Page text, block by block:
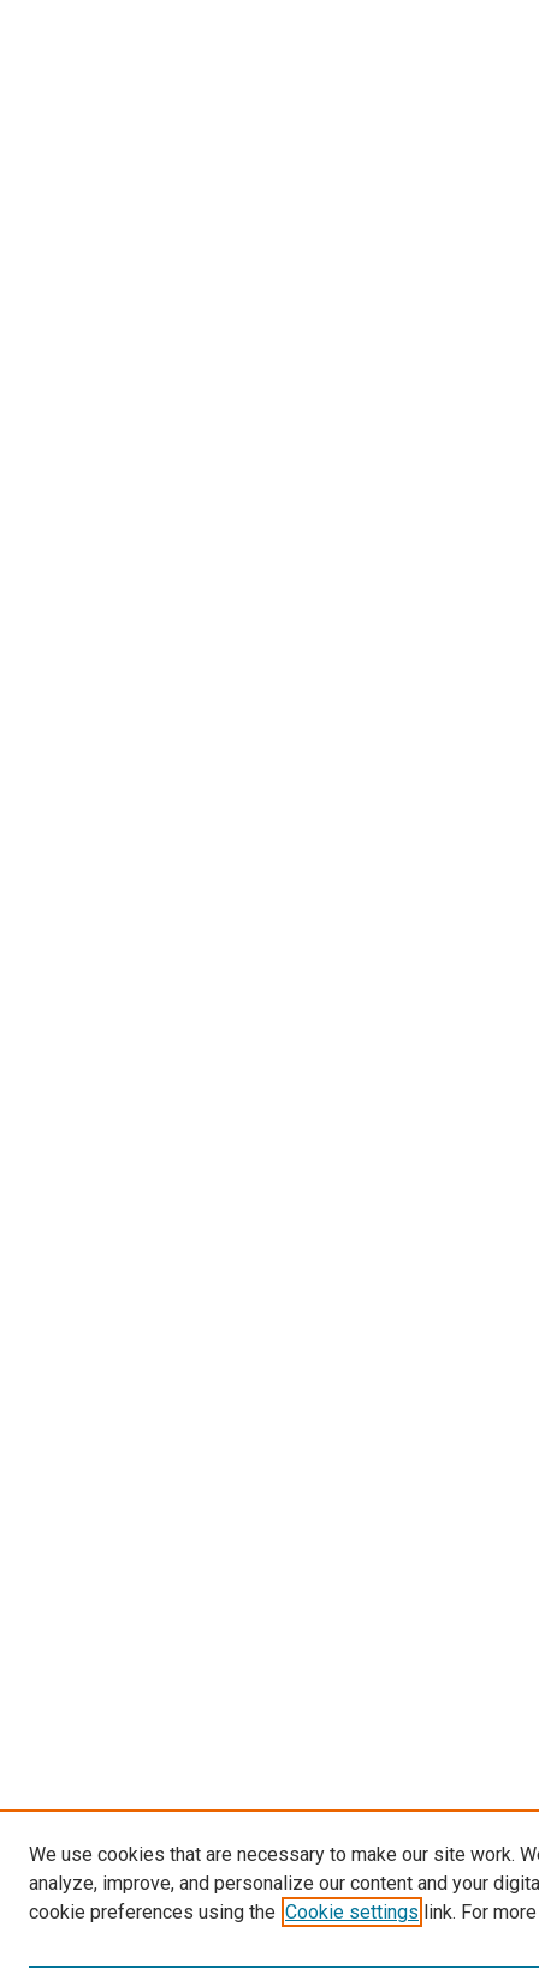
We use cookies that are necessary to make our site work.
analyze, improve, and personalize our content and your
cookie preferences using the Cookie settings link. For